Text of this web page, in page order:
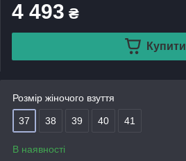
4 493 ₴
Купити
Розмір жіночого взуття
37 38 39 40 41
В наявності